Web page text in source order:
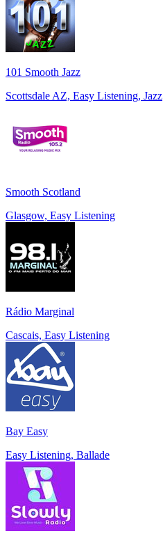
101 Smooth Jazz
Scottsdale AZ, Easy Listening, Jazz
Smooth Scotland
Glasgow, Easy Listening
Rádio Marginal
Cascais, Easy Listening
Bay Easy
Easy Listening, Ballade